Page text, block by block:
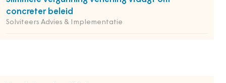
concreter beleid
Solviteers Advies & Implementatie